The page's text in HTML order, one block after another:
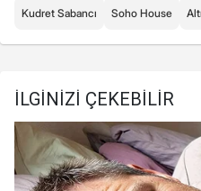
Kudret Sabancı Soho House